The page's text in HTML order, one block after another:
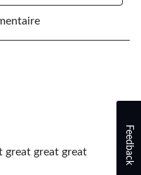
great great great Feedback